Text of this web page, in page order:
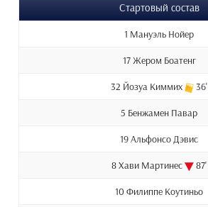
Стартовый состав
1 Мануэль Нойер
17 Жером Боатенг
32 Йозуа Киммих 36'
5 Бенжамен Павар
19 Альфонсо Дэвис
8 Хави Мартинес 87'
10 Филиппе Коутиньо